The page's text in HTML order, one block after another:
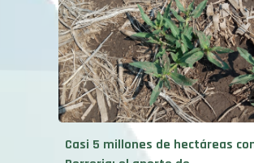
Casi 5 millones de hectáreas